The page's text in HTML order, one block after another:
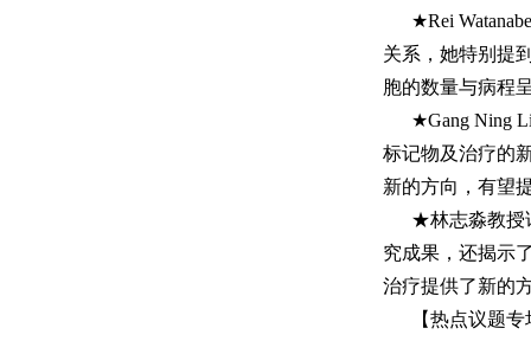
★Rei
关系，她特别提
胞的数量与病程
★Gang Ning
标记物及治疗的
新的方向，有望
★林志淼教授
究成果，还揭示
治疗提供了新的
【热点议题